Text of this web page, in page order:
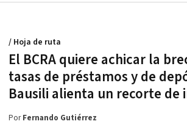
El BCRA quiere achicar la
tasas de préstamos y de
Bausili alienta un recorte de
/ Hoja de ruta
PorFernando Gutiérrez